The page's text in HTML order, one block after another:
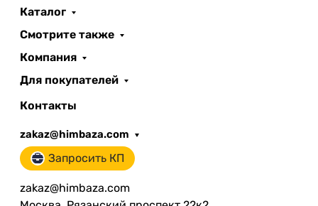
Каталог
Смотрите также
Компания
Для покупателей
Контакты
zakaz@himbaza.com
Запросить КП
zakaz@himbaza.com